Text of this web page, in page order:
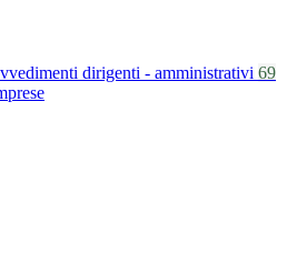
dirigenti - amministrativi 69